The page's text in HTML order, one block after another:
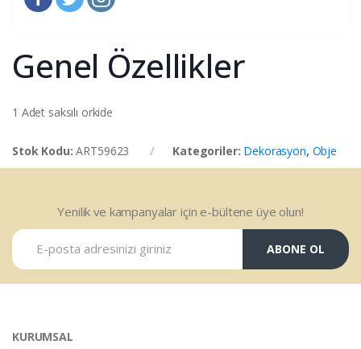
Genel Özellikler
1 Adet saksılı orkide
Stok Kodu:ART59623 Kategoriler: Dekorasyon, Obje
Yenilik ve kampanyalar için e-bültene üye olun!
ABONE OL
KURUMSAL